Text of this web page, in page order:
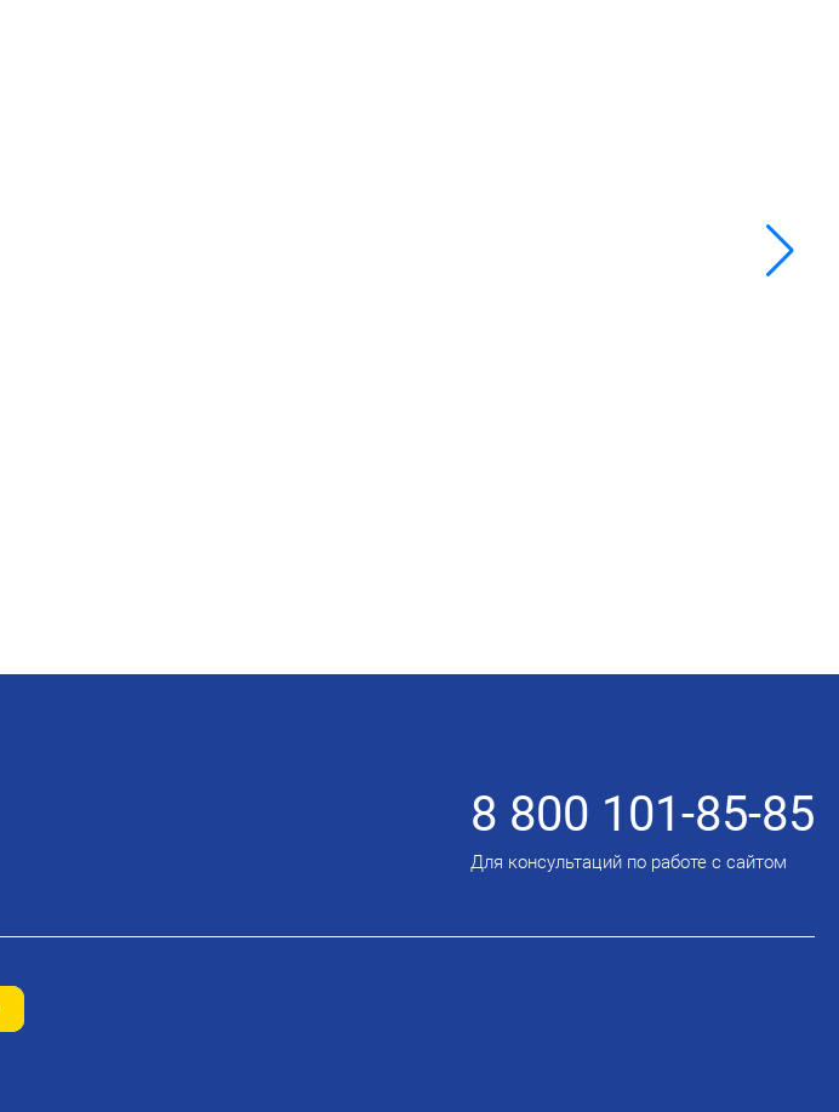
8 800 101-85-85
Для консультаций по работе с сайтом